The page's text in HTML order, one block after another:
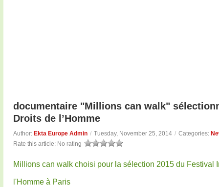
documentaire "Millions can walk"
Droits de l’Homme
Author: Ekta Europe Admin / Tuesday, November 25, 2014 / Categories:
Rate this article: No rating
Millions can walk choisi pour la sélection 2015 du Festival
l'Homme à Paris